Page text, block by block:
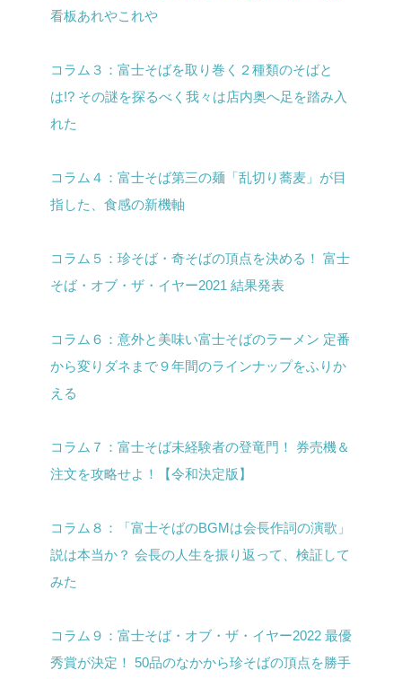
看板あれやこれや
コラム３：富士そばを取り巻く２種類のそばと
は!? その謎を探るべく我々は店内奥へ足を踏み入
れた
コラム４：富士そば第三の麺「乱切り蕎麦」が目
指した、食感の新機軸
コラム５：珍そば・奇そばの頂点を決める！ 富士
そば・オブ・ザ・イヤー2021 結果発表
コラム６：意外と美味い富士そばのラーメン 定番
から変りダネまで９年間のラインナップをふりか
える
コラム７：富士そば未経験者の登竜門！ 券売機＆
注文を攻略せよ！【令和決定版】
コラム８：「富士そばのBGMは会長作詞の演歌」
説は本当か？ 会長の人生を振り返って、検証して
みた
コラム９：富士そば・オブ・ザ・イヤー2022 最優
秀賞が決定！ 50品のなかから珍そばの頂点を勝手